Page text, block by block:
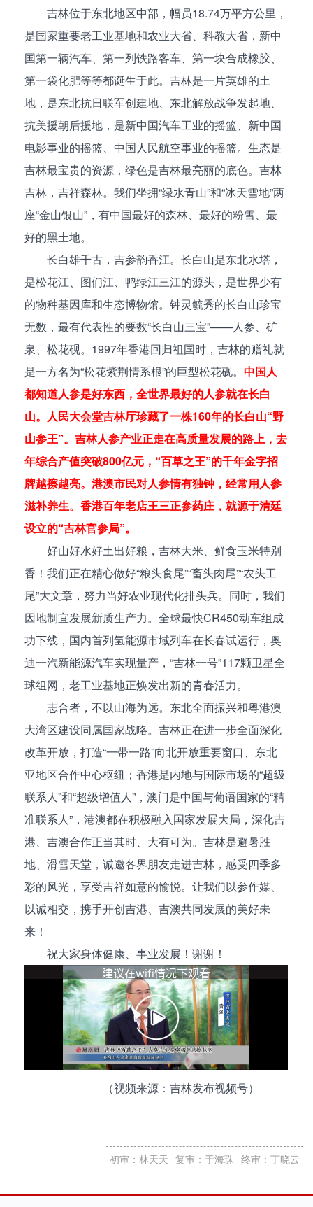
吉林位于东北地区中部，幅员18.74万平方公里，
是国家重要老工业基地和农业大省、科教大省，新中
国第一辆汽车、第一列铁路客车、第一块合成橡胶、
第一袋化肥等等都诞生于此。吉林是一片英雄的土
地，是东北抗日联军创建地、东北解放战争发起地、
抗美援朝后援地，是新中国汽车工业的摇篮、新中国
电影事业的摇篮、中国人民航空事业的摇篮。生态是
吉林最宝贵的资源，绿色是吉林最亮丽的底色。吉林
吉林，吉祥森林。我们坐拥“绿水青山”和“冰天雪地”两
座“金山银山”，有中国最好的森林、最好的粉雪、最
好的黑土地。
长白雄千古，吉参韵香江。长白山是东北水塔，
是松花江、图们江、鸭绿江三江的源头，是世界少有
的物种基因库和生态博物馆。钟灵毓秀的长白山珍宝
无数，最有代表性的要数“长白山三宝”——人参、矿
泉、松花砚。1997年香港回归祖国时，吉林的赠礼就
是一方名为“松花紫荆情系根”的巨型松花砚。中国人
都知道人参是好东西，全世界最好的人参就在长白
山。人民大会堂吉林厅珍藏了一株160年的长白山“野
山参王”。吉林人参产业正走在高质量发展的路上，去
年综合产值突破800亿元，“百草之王”的千年金字招
牌越擦越亮。港澳市民对人参情有独钟，经常用人参
滋补养生。香港百年老店王三正参药庄，就源于清廷
设立的“吉林官参局”。
好山好水好土出好粮，吉林大米、鲜食玉米特别
香！我们正在精心做好“粮头食尾”“畜头肉尾”“农头工
尾”大文章，努力当好农业现代化排头兵。同时，我们
因地制宜发展新质生产力。全球最快CR450动车组成
功下线，国内首列氢能源市域列车在长春试运行，奥
迪一汽新能源汽车实现量产，“吉林一号”117颗卫星全
球组网，老工业基地正焕发出新的青春活力。
志合者，不以山海为远。东北全面振兴和粤港澳
大湾区建设同属国家战略。吉林正在进一步全面深化
改革开放，打造“一带一路”向北开放重要窗口、东北
亚地区合作中心枢纽；香港是内地与国际市场的“超级
联系人”和“超级增值人”，澳门是中国与葡语国家的“精
准联系人”，港澳都在积极融入国家发展大局，深化吉
港、吉澳合作正当其时、大有可为。吉林是避暑胜
地、滑雪天堂，诚邀各界朋友走进吉林，感受四季多
彩的风光，享受吉祥如意的愉悦。让我们以参作媒、
以诚相交，携手开创吉港、吉澳共同发展的美好未
来！
祝大家身体健康、事业发展！谢谢！
（视频来源：吉林发布视频号）
初审：林天天 复审：于海珠 终审：丁晓云